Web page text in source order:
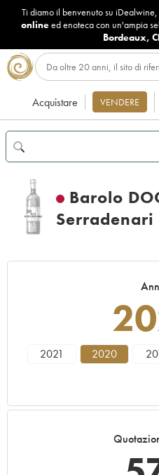
Ti diamo il benvenuto su
onlineed enoteca con un'ampia
Bordeaux,
Acquistare VENDERE
Barolo
Serradenari
2021 2020